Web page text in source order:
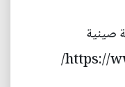
صينية
https://